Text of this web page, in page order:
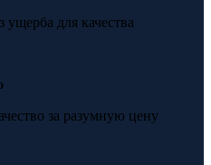
для качества
за разумную цену